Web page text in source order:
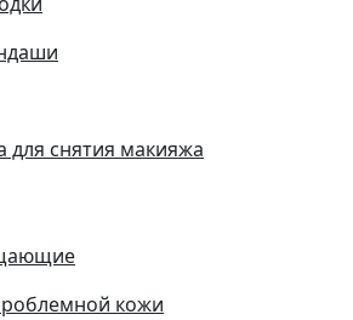
для снятия макияжа
кожи